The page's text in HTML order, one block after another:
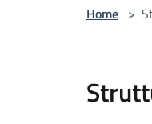
Home >